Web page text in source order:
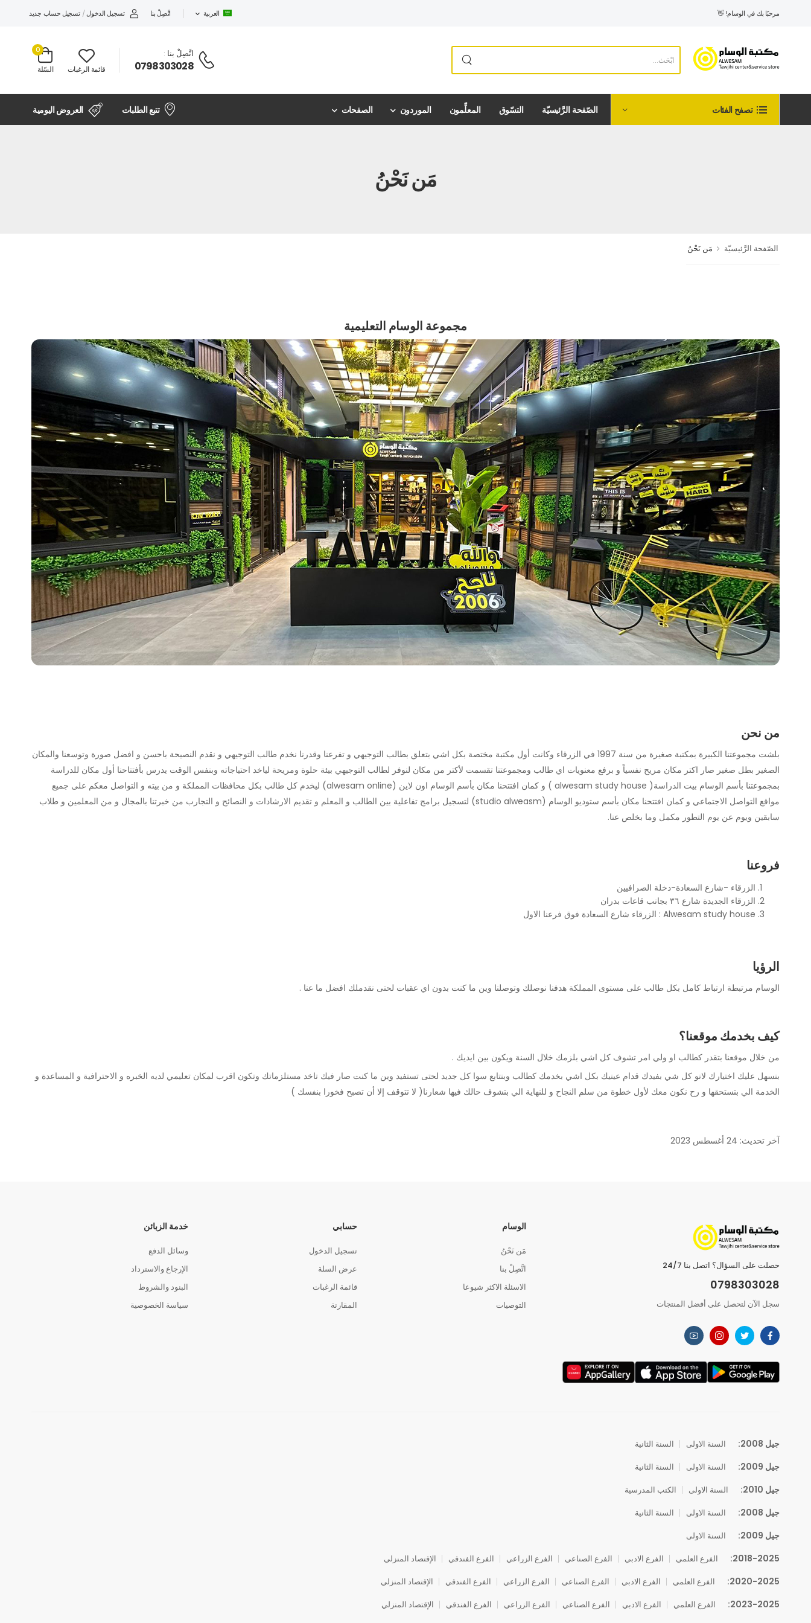
مرحبًا بك في الوسام! 👋 العربية اتَّصِلْ بنا تسجيل الدخول/ تسجيل حساب جديد
اتَّصِلْ بنا :
0798303028 قائمة الرغبات
0
السّلة
تصفح الفئات الصّفحة الرَّئيسيّة التسّوق المعلِّمون الموردون الصفحات تتبع الطلبات العروض اليومية
مَن نَحْنُ
الصّفحة الرَّئيسيّة مَن نَحْنُ
مجموعة الوسام التعليمية
من نحن
بلشت مجموعتنا الكبيرة بمكتبة صغيرة من سنة 1997 في الزرقاء وكانت أول مكتبة مختصة بكل اشي بتعلق بطالب التوجيهي و تفرعنا وقدرنا نخدم طالب التوجيهي و نقدم النصيحة باحسن و افضل صورة وتوسعنا والمكان
الصغير بطل صغير صار اكتر مكان مريح نفسياً و برفع معنويات اي طالب ومجموعتنا تقسمت لأكتر من مكان لنوفر لطالب التوجيهي بيئة حلوة ومريحة لياخد احتياجاته وبنفس الوقت يدرس بأفتتاحنا أول مكان للدراسة
بمجموعتنا بأسم الوسام بيت الدراسة( alwesam study house ) و كمان افتتحنا مكان بأسم الوسام اون لاين (alwesam online) ليخدم كل طالب بكل محافظات المملكة و من بيته و التواصل معكم على جميع
مواقع التواصل الاجتماعي و كمان افتتحنا مكان بأسم ستوديو الوسام (studio alweasm) لتسجيل برامج تفاعلية بين الطالب و المعلم و تقديم الارشادات و النصائح و التجارب من خبرتنا بالمجال و من المعلمين و طلاب
سابقين ويوم عن يوم التطور مكمل وما بخلص عنا.
فروعنا
الزرقاء -شارع السعادة-دخلة الصرافيين
الزرقاء الجديدة شارع ٣٦ بجانب قاعات بدران
Alwesam study house : الزرقاء شارع السعادة فوق فرعنا الاول
الرؤيا
الوسام مرتبطة ارتباط كامل بكل طالب على مستوى المملكة هدفنا نوصلك وتوصلنا وين ما كنت بدون اي عقبات لحتى نقدملك افضل ما عنا .
كيف بخدمك موقعنا؟
من خلال موقعنا بتقدر كطالب او ولي امر تشوف كل اشي بلزمك خلال السنة ويكون بين ايديك .
بنسهل عليك اختيارك لانو كل شي بفيدك قدام عينيك بكل اشي بخدمك كطالب وبنتابع سوا كل جديد لحتى تستفيد وين ما كنت صار فيك تاخد مستلزماتك وتكون اقرب لمكان تعليمي لديه الخبره و الاحترافية و المساعدة و
الخدمة الي بتستحقها و رح نكون معك لأول خطوة من سلم النجاح و للنهاية الي بتشوف حالك فيها شعارنا( لا تتوقف إلا أن تصبح فخورا بنفسك )
آخر تحديث: 24 أغسطس 2023
حصلت على السؤال؟ اتصل بنا 24/7
0798303028
سجل الآن لتحصل على أفضل المنتجات
الوسام
مَن نَحْنُ
اتَّصِلْ بنا
الاسئلة الاكثر شيوعا
التوصيات
حسابي
تسجيل الدخول
عرض السلة
قائمة الرغبات
المقارنة
خدمة الزبائن
وسائل الدفع
الإرجاع والاسترداد
البنود والشروط
سياسة الخصوصية
جيل 2008: السنة الاولى السنة الثانية
جيل 2009: السنة الاولى السنة الثانية
جيل 2010: السنة الاولى الكتب المدرسية
جيل 2008: السنة الاولى السنة الثانية
جيل 2009: السنة الاولى
2018-2025: الفرع العلمي الفرع الادبي الفرع الصناعي الفرع الزراعي الفرع الفندقي الإقتصاد المنزلي
2020-2025: الفرع العلمي الفرع الادبي الفرع الصناعي الفرع الزراعي الفرع الفندقي الإقتصاد المنزلي
2023-2025: الفرع العلمي الفرع الادبي الفرع الصناعي الفرع الزراعي الفرع الفندقي الإقتصاد المنزلي